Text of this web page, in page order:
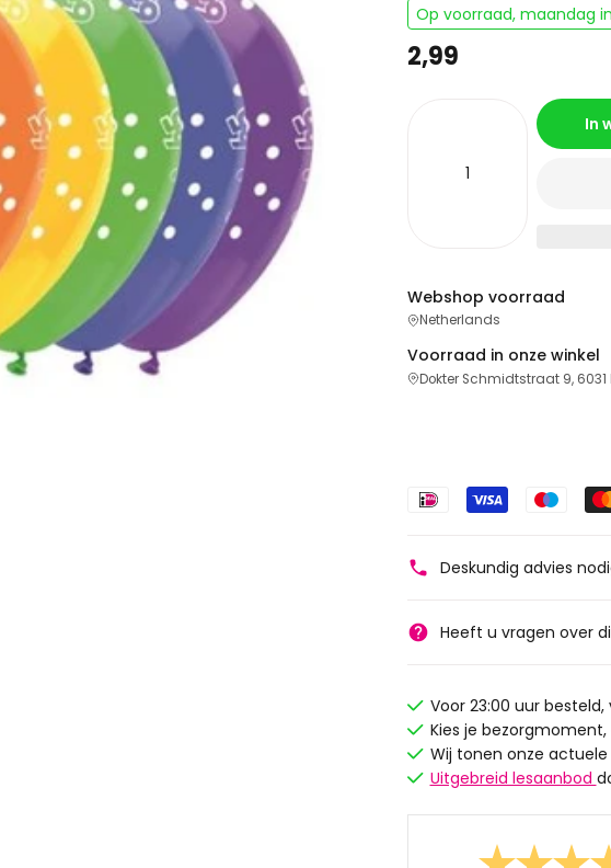
Op voorraad, maandag
2,99
In
Webshop voorraad
Netherlands
Voorraad in onze winkel
Dokter Schmidtstraat 9, 6031
Deskundig advies
Heeft u vragen over
Voor 23:00 uur
Kies je
Wij tonen onze
Uitgebreid lesaanbod